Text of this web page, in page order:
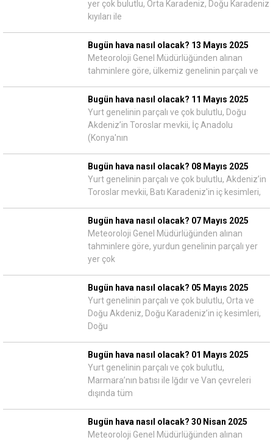
yer çok bulutlu, Orta Karadeniz, Doğu Karadeniz
kıyıları ile
Bugün hava nasıl olacak? 13 Mayıs 2025
Meteoroloji Genel Müdürlüğünden alınan
tahminlere göre, ülkemiz genelinin parçalı ve
Bugün hava nasıl olacak? 11 Mayıs 2025
Yurt genelinin parçalı ve çok bulutlu, Doğu
Akdeniz’in Toroslar mevkii, İç Anadolu
(Konya'nın
Bugün hava nasıl olacak? 08 Mayıs 2025
Yurt genelinin parçalı ve çok bulutlu, Akdeniz’in
Toroslar mevkii, Batı Karadeniz'in iç kesimleri,
Bugün hava nasıl olacak? 07 Mayıs 2025
Meteoroloji Genel Müdürlüğünden alınan
tahminlere göre, yurdun genelinin parçalı yer
yer çok
Bugün hava nasıl olacak? 05 Mayıs 2025
Yurt genelinin parçalı ve çok bulutlu, Orta ve
Doğu Akdeniz, Doğu Karadeniz’in iç kesimleri,
Doğu
Bugün hava nasıl olacak? 01 Mayıs 2025
Yurt genelinin parçalı ve çok bulutlu,
Marmara’nın batısı ile Iğdır ve Van çevreleri
dışında tüm
Bugün hava nasıl olacak? 30 Nisan 2025
Meteoroloji Genel Müdürlüğünden alınan